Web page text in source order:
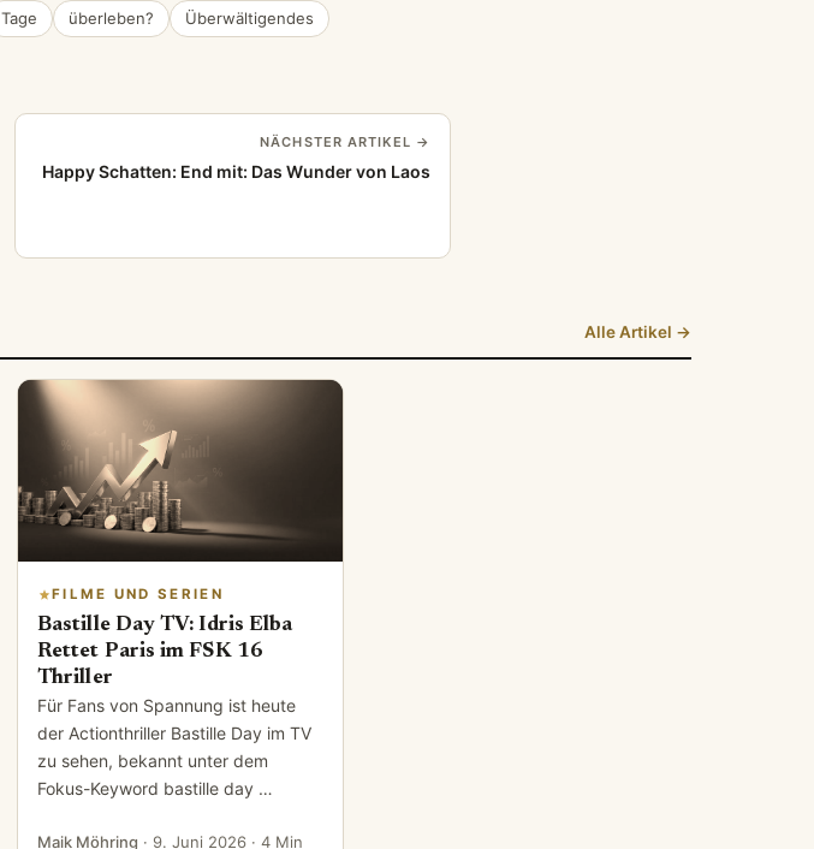
Tage überleben?
Überwältigendes
NÄCHSTER ARTIKEL →
Happy Schatten: End mit: Das Wunder von Laos
Alle Artikel →
FILME UND SERIEN
Bastille Day TV: Idris Elba
Rettet Paris im FSK 16
Thriller
Für Fans von Spannung ist heute
der Actionthriller Bastille Day im TV
zu sehen, bekannt unter dem
Fokus-Keyword bastille day …
Maik Möhring · 9. Juni 2026 · 4 Min